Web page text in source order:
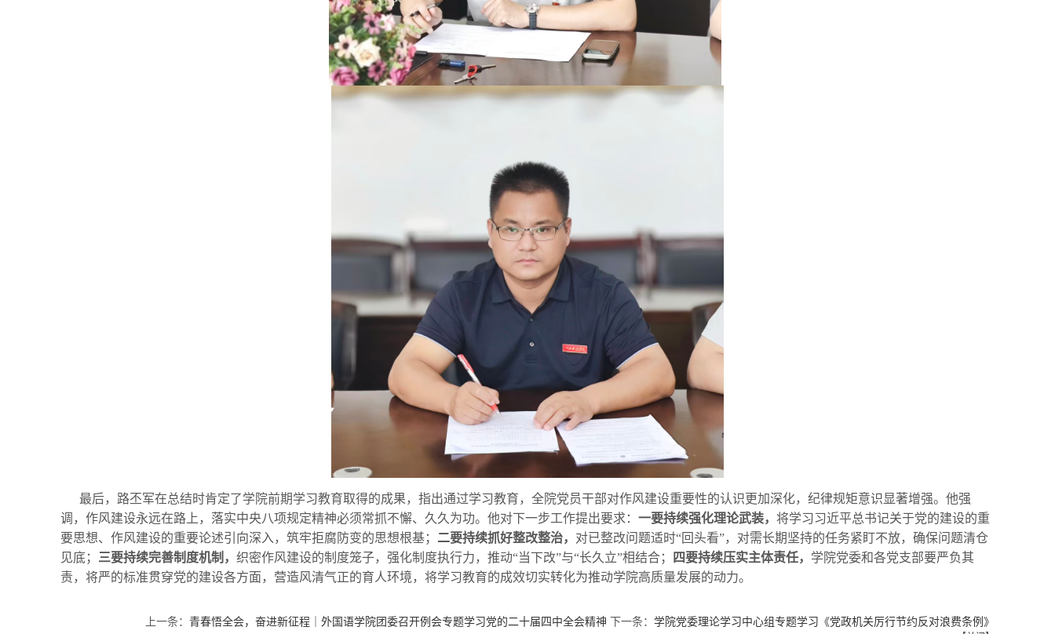
最后，路丕军在总结时肯定了学院前期学习教育取得的成果，指出通过学习教育，全院党员干部对作风建设重要性的认识更加深化，纪律规矩意识显著增强。他强
调，作风建设永远在路上，落实中央八项规定精神必须常抓不懈、久久为功。他对下一步工作提出要求： 一要持续强化理论武装， 将学习习近平总书记关于党的建设的重
要思想、作风建设的重要论述引向深入，筑牢拒腐防变的思想根基； 二要持续抓好整改整治， 对已整改问题适时“回头看”，对需长期坚持的任务紧盯不放，确保问题清仓
见底； 三要持续完善制度机制， 织密作风建设的制度笼子，强化制度执行力，推动“当下改”与“长久立”相结合； 四要持续压实主体责任， 学院党委和各党支部要严负其
责，将严的标准贯穿党的建设各方面，营造风清气正的育人环境，将学习教育的成效切实转化为推动学院高质量发展的动力。
上一条： 青春悟全会，奋进新征程｜外国语学院团委召开例会专题学习党的二十届四中全会精神 下一条： 学院党委理论学习中心组专题学习《党政机关厉行节约反对浪费条例》